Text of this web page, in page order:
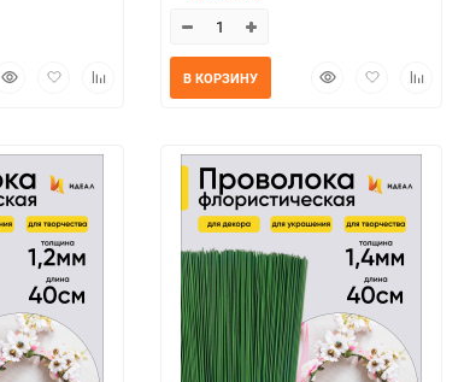
БыстрыйДобавитьДобавить
БыстрыйДобавитьДобавить
В КОРЗИНУ